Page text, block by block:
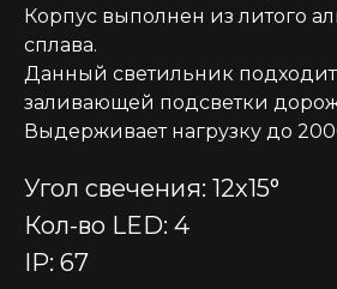
Корпус выполнен из литого
сплава.
Данный светильник
заливающей подсветки
Выдерживает нагрузку до
Угол свечения: 12x15°
Кол-во LED: 4
IP: 67